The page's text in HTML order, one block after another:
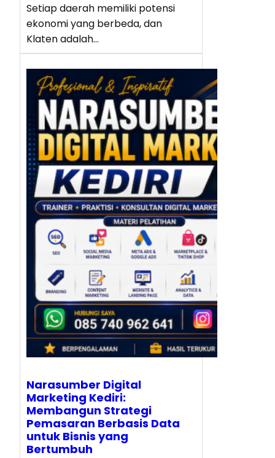
Setiap daerah memiliki potensi
ekonomi yang berbeda, dan
Klaten adalah…
Narasumber Digital
Marketing Kediri:
Membangun Strategi
Pemasaran Berbasis Data
untuk Bisnis yang
Bertumbuh